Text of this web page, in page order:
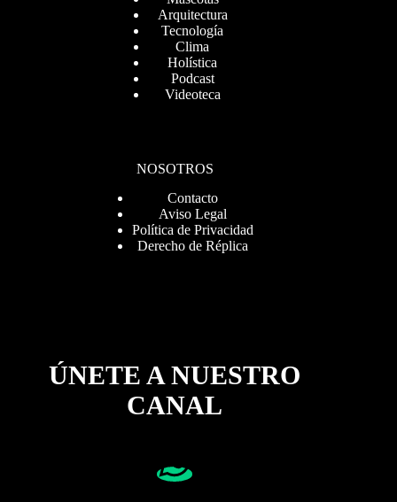
Arquitectura
Tecnología
Clima
Holística
Podcast
Videoteca
NOSOTROS
Contacto
Aviso Legal
Política de Privacidad
Derecho de Réplica
ÚNETE A NUESTRO
CANAL